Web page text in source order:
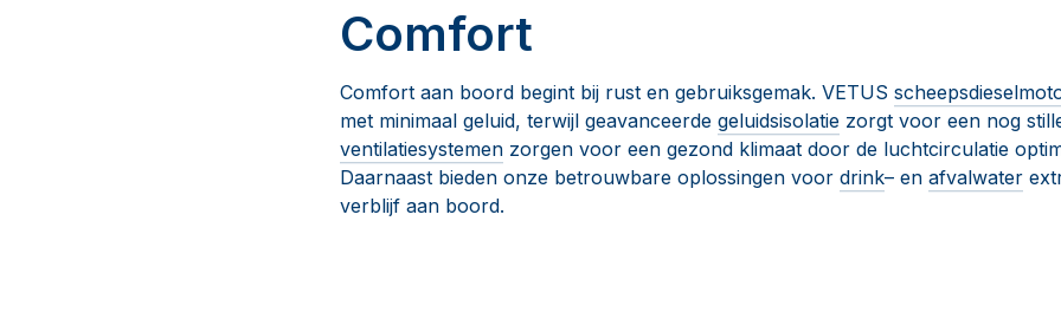
Comfort
Comfort aan boord begint bij rust en gebruiksgemak. VETUS
met minimaal geluid, terwijl geavanceerde geluidsisolatie zorgt voor een nog
ventilatiesystemen zorgen voor een gezond klimaat door de luchtcirculatie
Daarnaast bieden onze betrouwbare oplossingen voor drink– en afvalwater
verblijf aan boord.